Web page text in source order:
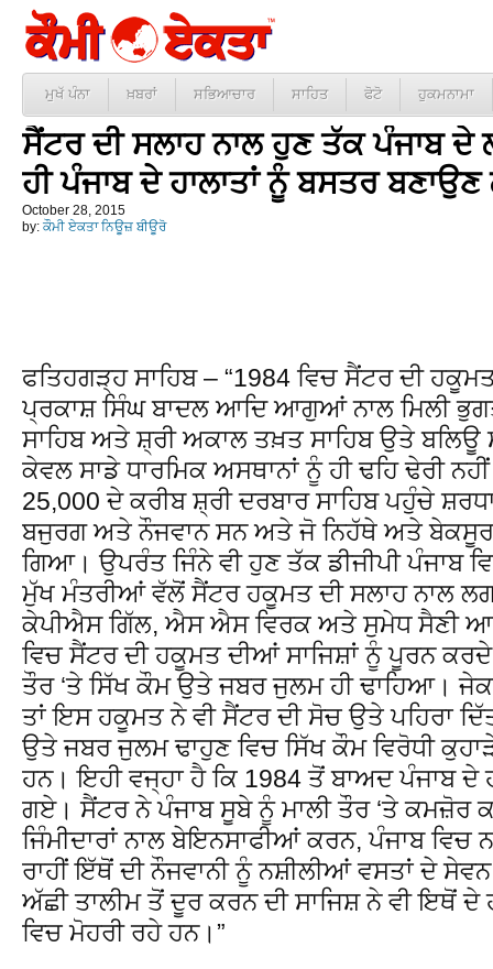
ਮੁਖੱ ਪੰਨਾ ਖ਼ਬਰਾਂ ਸਭਿਆਚਾਰ ਸਾਹਿਤ ਫੋਟੋ ਹੁਕਮਨਾਮਾ
ਸੈਂਟਰ ਦੀ ਸਲਾਹ ਨਾਲ ਹੁਣ ਤੱਕ ਪੰਜਾਬ ਦੇ
ਹੀ ਪੰਜਾਬ ਦੇ ਹਾਲਾਤਾਂ ਨੂੰ ਬਸਤਰ
October 28, 2015
by: ਕੌਮੀ ਏਕਤਾ ਨਿਊਜ਼ ਬੀਊਰੋ
ਫਤਿਹਗੜ੍ਹ ਸਾਹਿਬ – “1984 ਵਿਚ ਸੈਂਟਰ ਦੀ
ਪ੍ਰਕਾਸ਼ ਸਿੰਘ ਬਾਦਲ ਆਦਿ ਆਗੁਆਂ ਨਾਲ ਮਿਲੀ
ਸਾਹਿਬ ਅਤੇ ਸ਼੍ਰੀ ਅਕਾਲ ਤਖ਼ਤ ਸਾਹਿਬ ਉਤੇ ਬਲਿਊ
ਕੇਵਲ ਸਾਡੇ ਧਾਰਮਿਕ ਅਸਥਾਨਾਂ ਨੂੰ ਹੀ ਢਹਿ ਢੇਰੀ
25,000 ਦੇ ਕਰੀਬ ਸ਼੍ਰੀ ਦਰਬਾਰ ਸਾਹਿਬ ਪਹੁੰਚੇ
ਬਜੁਰਗ ਅਤੇ ਨੌਜਵਾਨ ਸਨ ਅਤੇ ਜੋ ਨਿਹੱਥੇ ਅਤੇ ਬੇਕਸੂਰ
ਗਿਆ। ਉਪਰੰਤ ਜਿੰਨੇ ਵੀ ਹੁਣ ਤੱਕ ਡੀਜੀਪੀ ਪੰਜਾਬ
ਮੁੱਖ ਮੰਤਰੀਆਂ ਵੱਲੋਂ ਸੈਂਟਰ ਹਕੂਮਤ ਦੀ ਸਲਾਹ ਨਾਲ
ਕੇਪੀਐਸ ਗਿੱਲ, ਐਸ ਐਸ ਵਿਰਕ ਅਤੇ ਸੁਮੇਧ ਸੈਣੀ
ਵਿਚ ਸੈਂਟਰ ਦੀ ਹਕੂਮਤ ਦੀਆਂ ਸਾਜਿਸ਼ਾਂ ਨੂੰ ਪੂਰਨ
ਤੌਰ ‘ਤੇ ਸਿੱਖ ਕੌਮ ਉਤੇ ਜਬਰ ਜੁਲਮ ਹੀ ਢਾਹਿਆ।
ਤਾਂ ਇਸ ਹਕੂਮਤ ਨੇ ਵੀ ਸੈਂਟਰ ਦੀ ਸੋਚ ਉਤੇ ਪਹਿਰਾ
ਉਤੇ ਜਬਰ ਜੁਲਮ ਢਾਹੁਣ ਵਿਚ ਸਿੱਖ ਕੌਮ ਵਿਰੋਧੀ
ਹਨ। ਇਹੀ ਵਜ੍ਹਾ ਹੈ ਕਿ 1984 ਤੋਂ ਬਾਅਦ ਪੰਜਾਬ
ਗਏ। ਸੈਂਟਰ ਨੇ ਪੰਜਾਬ ਸੂਬੇ ਨੂੰ ਮਾਲੀ ਤੌਰ ‘ਤੇ ਕਮਜ਼ੋਰ
ਜਿੰਮੀਦਾਰਾਂ ਨਾਲ ਬੇਇਨਸਾਫੀਆਂ ਕਰਨ, ਪੰਜਾਬ ਵਿਚ
ਰਾਹੀਂ ਇੱਥੋਂ ਦੀ ਨੌਜਵਾਨੀ ਨੂੰ ਨਸ਼ੀਲੀਆਂ ਵਸਤਾਂ ਦੇ
ਅੱਛੀ ਤਾਲੀਮ ਤੋਂ ਦੂਰ ਕਰਨ ਦੀ ਸਾਜਿਸ਼ ਨੇ ਵੀ ਇਥੋਂ ਦੇ
ਵਿਚ ਮੋਹਰੀ ਰਹੇ ਹਨ।”